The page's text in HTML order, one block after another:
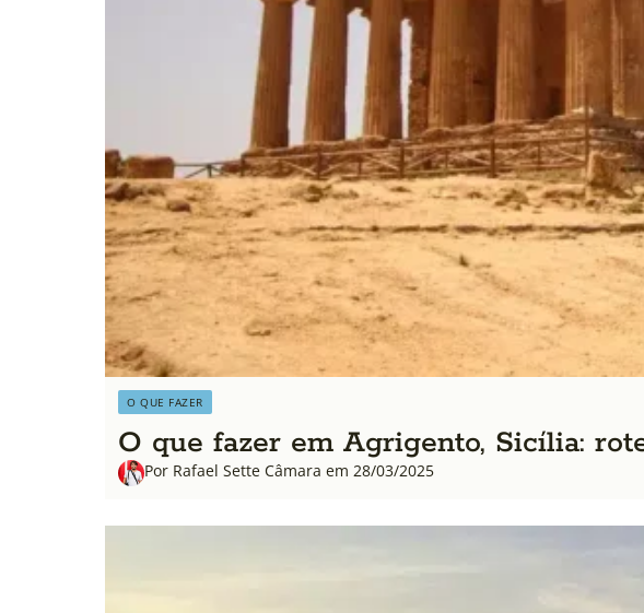
O QUE FAZER
O que fazer em Agrigento, Sicília:
Por Rafael Sette Câmara em 28/03/2025